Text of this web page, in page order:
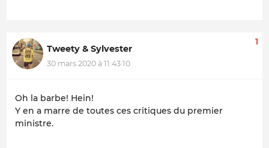
Tweety & Sylvester
30 mars 2020 à 11:43:10
1
Oh la barbe! Hein!
Y en a marre de toutes ces critiques du premier
ministre.